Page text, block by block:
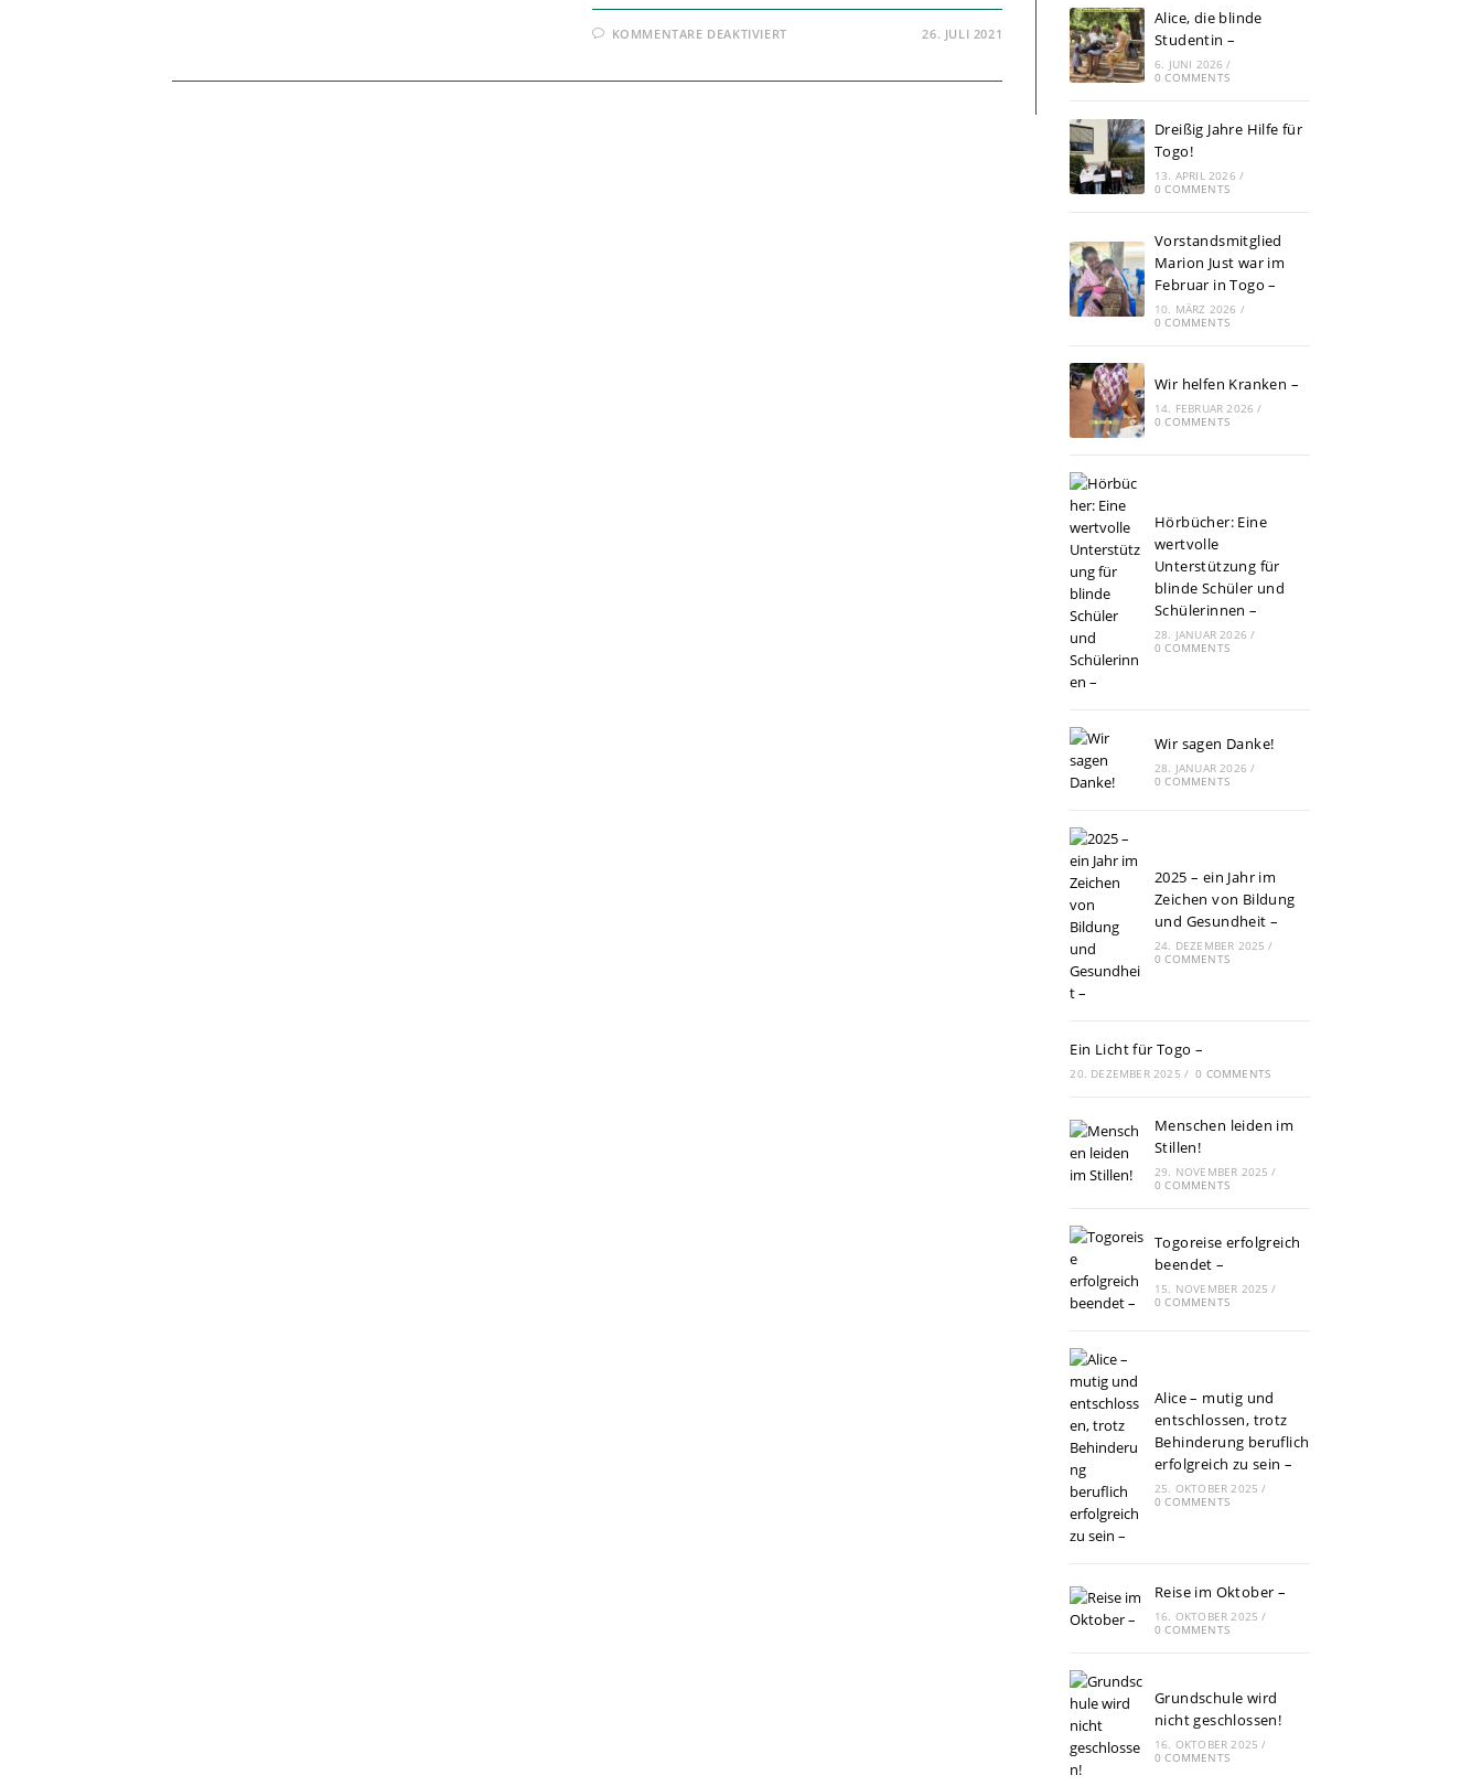
KOMMENTARE DEAKTIVIERTFÜR
DURCH
26. JULI 2021
Alice, die blinde
Studentin –
6. JUNI 2026 /
0 COMMENTS
Dreißig Jahre Hilfe für
Togo!
13. APRIL 2026 /
0 COMMENTS
Vorstandsmitglied
Marion Just war im
Februar in Togo –
10. MÄRZ 2026 /
0 COMMENTS
Wir helfen Kranken –
14. FEBRUAR 2026 /
0 COMMENTS
Hörbücher: Eine
wertvolle
Unterstützung für
blinde Schüler und
Schülerinnen –
28. JANUAR 2026 /
0 COMMENTS
Wir sagen Danke!
28. JANUAR 2026 /
0 COMMENTS
2025 – ein Jahr im
Zeichen von Bildung
und Gesundheit –
24. DEZEMBER 2025 /
0 COMMENTS
Ein Licht für Togo –
20. DEZEMBER 2025 / 0 COMMENTS
Menschen leiden im
Stillen!
29. NOVEMBER 2025 /
0 COMMENTS
Togoreise erfolgreich
beendet –
15. NOVEMBER 2025 /
0 COMMENTS
Alice – mutig und
entschlossen, trotz
Behinderung beruflich
erfolgreich zu sein –
25. OKTOBER 2025 /
0 COMMENTS
Reise im Oktober –
16. OKTOBER 2025 /
0 COMMENTS
Grundschule wird
nicht geschlossen!
16. OKTOBER 2025 /
0 COMMENTS